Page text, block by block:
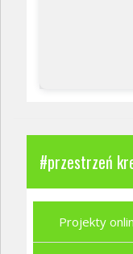
#przestrzeń
Projekty